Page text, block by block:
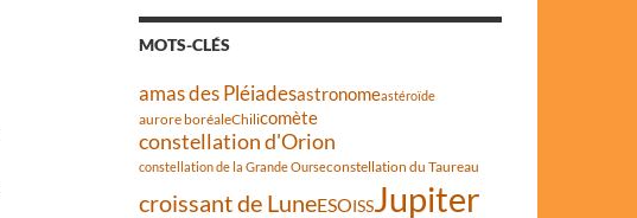
MOTS-CLÉS
amas des Pléiadesastronomeastéroïde
aurore boréaleChilicomète
constellation d'Orion
constellation de la Grande Ourseconstellation du Taureau
croissant de LuneESOISSJupiter